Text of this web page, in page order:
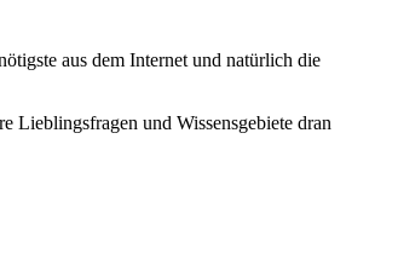
aus dem Internet und natürlich die
Lieblingsfragen und Wissensgebiete dran